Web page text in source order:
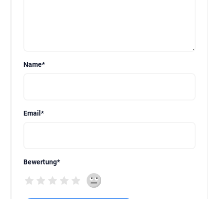
Name*
Email *
Bewertung*